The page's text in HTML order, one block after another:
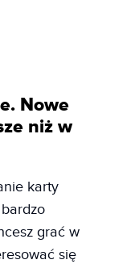
Nowe
niż w
karty
grać w
się